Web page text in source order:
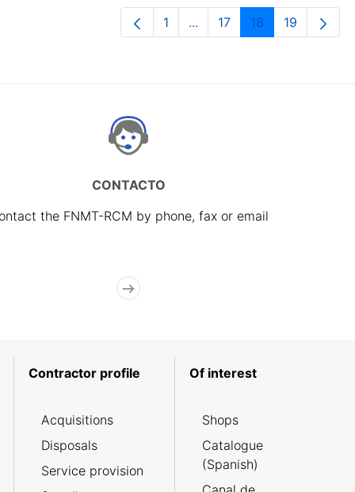
Page
1 ...Intermediate Pages Use
Page
17 Page
18 Page
19
CONTACTO
the FNMT-RCM by phone, fax or email
Contractor profile
Acquisitions
Disposals
Service provision
Of interest
Shops
Catalogue
(Spanish)